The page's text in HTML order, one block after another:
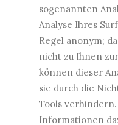
sogenannten
Analyse Ihres
Regel anonym;
nicht zu Ihnen
können dieser
sie durch die
Tools
Informationen